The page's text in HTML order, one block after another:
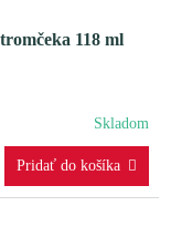
118 ml
Skladom